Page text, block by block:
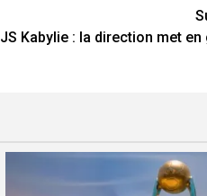
JS Kabylie : la direction met en